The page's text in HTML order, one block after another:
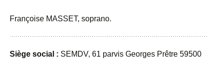
Françoise MASSET, soprano.
Siège social : SEMDV, 61 parvis Georges Prêtre 59500